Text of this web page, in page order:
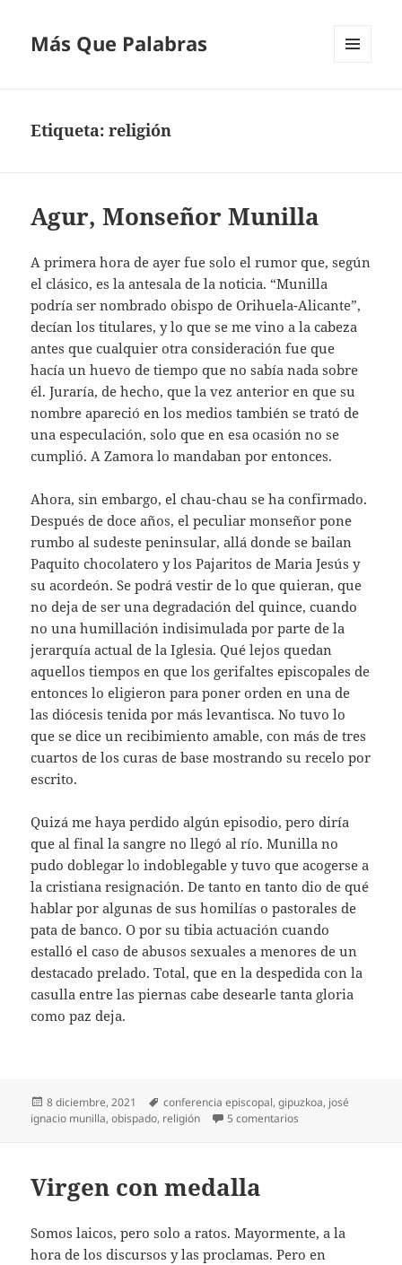
Más Que Palabras
Etiqueta:religión
Agur, Monseñor Munilla
A primera hora de ayer fue solo el rumor que, según
el clásico, es la antesala de la noticia. “Munilla
podría ser nombrado obispo de Orihuela-Alicante”,
decían los titulares, y lo que se me vino a la cabeza
antes que cualquier otra consideración fue que
hacía un huevo de tiempo que no sabía nada sobre
él. Juraría, de hecho, que la vez anterior en que su
nombre apareció en los medios también se trató de
una especulación, solo que en esa ocasión no se
cumplió. A Zamora lo mandaban por entonces.
Ahora, sin embargo, el chau-chau se ha confirmado.
Después de doce años, el peculiar monseñor pone
rumbo al sudeste peninsular, allá donde se bailan
Paquito chocolatero y los Pajaritos de Maria Jesús y
su acordeón. Se podrá vestir de lo que quieran, que
no deja de ser una degradación del quince, cuando
no una humillación indisimulada por parte de la
jerarquía actual de la Iglesia. Qué lejos quedan
aquellos tiempos en que los gerifaltes episcopales de
entonces lo eligieron para poner orden en una de
las diócesis tenida por más levantisca. No tuvo lo
que se dice un recibimiento amable, con más de tres
cuartos de los curas de base mostrando su recelo por
escrito.
Quizá me haya perdido algún episodio, pero diría
que al final la sangre no llegó al río. Munilla no
pudo doblegar lo indoblegable y tuvo que acogerse a
la cristiana resignación. De tanto en tanto dio de qué
hablar por algunas de sus homilías o pastorales de
pata de banco. O por su tibia actuación cuando
estalló el caso de abusos sexuales a menores de un
destacado prelado. Total, que en la despedida con la
casulla entre las piernas cabe desearle tanta gloria
como paz deja.
Publicado
el
8 diciembre, 2021 Etiquetas
conferencia episcopal,gipuzkoa, josé
ignacio munilla,obispado, religión 5 comentarios
Virgen con medalla
Somos laicos, pero solo a ratos. Mayormente, a la
hora de los discursos y las proclamas. Pero en